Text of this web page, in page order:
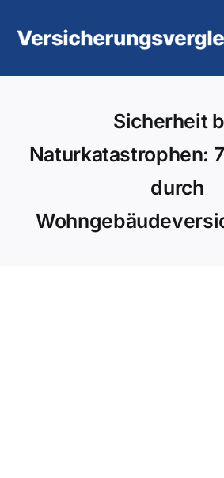
Inhalt
Motorradversicherung
Sicherheit
Naturkatastrophen:
durch